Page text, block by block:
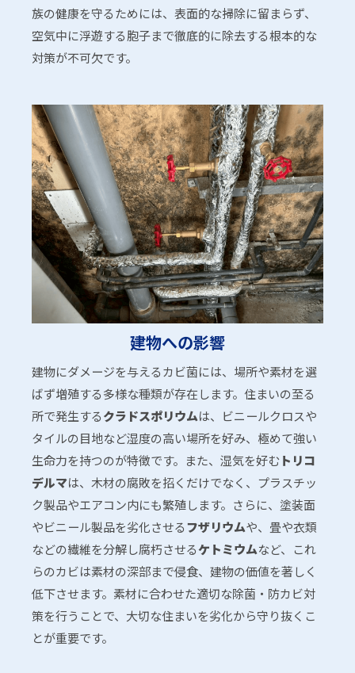
族の健康を守るためには、表面的な掃除に留まらず、
空気中に浮遊する胞子まで徹底的に除去する根本的な
対策が不可欠です。
建物への影響
建物にダメージを与えるカビ菌には、場所や素材を選
ばず増殖する多様な種類が存在します。住まいの至る
所で発生するクラドスポリウムは、ビニールクロスや
タイルの目地など湿度の高い場所を好み、極めて強い
生命力を持つのが特徴です。また、湿気を好むトリコ
デルマは、木材の腐敗を招くだけでなく、プラスチッ
ク製品やエアコン内にも繁殖します。さらに、塗装面
やビニール製品を劣化させるフザリウムや、畳や衣類
などの繊維を分解し腐朽させるケトミウムなど、これ
らのカビは素材の深部まで侵食、建物の価値を著しく
低下させます。素材に合わせた適切な除菌・防カビ対
策を行うことで、大切な住まいを劣化から守り抜くこ
とが重要です。